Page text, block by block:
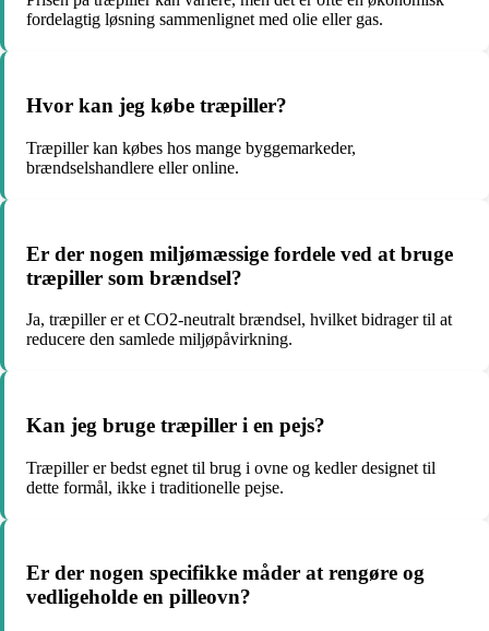
fordelagtig løsning sammenlignet med olie eller gas.
Hvor kan jeg købe træpiller?
Træpiller kan købes hos mange byggemarkeder,
brændselshandlere eller online.
Er der nogen miljømæssige fordele ved at bruge
træpiller som brændsel?
Ja, træpiller er et CO2-neutralt brændsel, hvilket bidrager til at
reducere den samlede miljøpåvirkning.
Kan jeg bruge træpiller i en pejs?
Træpiller er bedst egnet til brug i ovne og kedler designet til
dette formål, ikke i traditionelle pejse.
Er der nogen specifikke måder at rengøre og
vedligeholde en pilleovn?